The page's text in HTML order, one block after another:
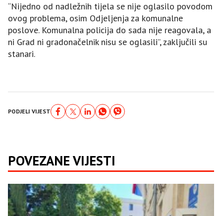
“Nijedno od nadležnih tijela se nije oglasilo povodom
ovog problema, osim Odjeljenja za komunalne
poslove. Komunalna policija do sada nije reagovala, a
ni Grad ni gradonačelnik nisu se oglasili”, zaključili su
stanari.
PODJELI VIJEST
POVEZANE VIJESTI